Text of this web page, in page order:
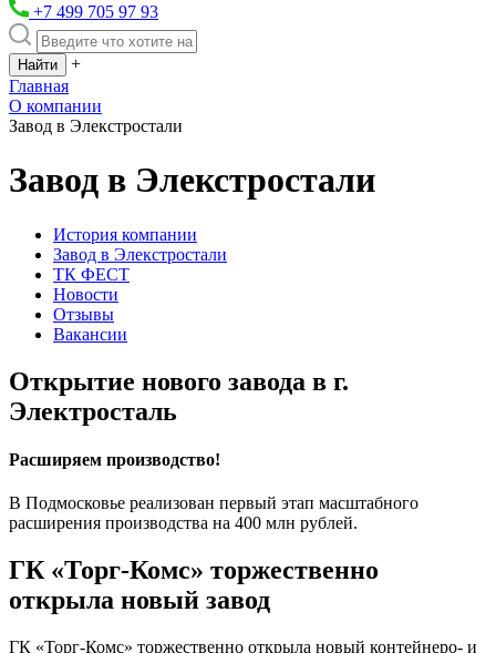
+7 499 705 97 93
+
Главная
О компании
Завод в Элекстростали
Завод в Элекстростали
История компании
Завод в Элекстростали
ТК ФЕСТ
Новости
Отзывы
Вакансии
Открытие нового завода в г.
Электросталь
Расширяем производство!
В Подмосковье реализован первый этап масштабного
расширения производства на 400 млн рублей.
ГК «Торг-Комс» торжественно
открыла новый завод
ГК «Торг-Комс» торжественно открыла новый контейнеро- и